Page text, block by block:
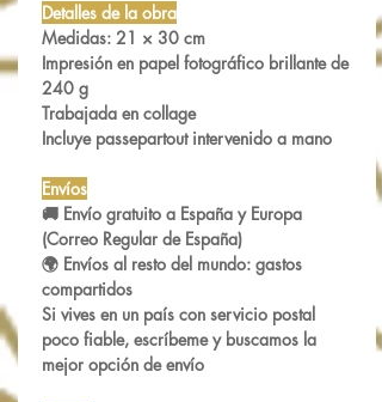
Detalles de la obra
Medidas: 21 × 30 cm
Impresión en papel fotográfico brillante de
240 g
Trabajada en collage
Incluye passepartout intervenido a mano
Envíos
🚚 Envío gratuito a España y Europa
(Correo Regular de España)
🌍 Envíos al resto del mundo: gastos
compartidos
Si vives en un país con servicio postal
poco fiable, escríbeme y buscamos la
mejor opción de envío